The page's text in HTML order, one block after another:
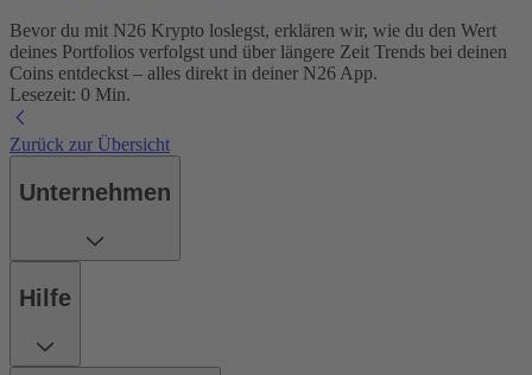
Bevor du mit N26 Krypto loslegst, erklären wir, wie du den Wert
deines Portfolios verfolgst und über längere Zeit Trends bei deinen
Coins entdeckst – alles direkt in deiner N26 App.
Lesezeit: 0 Min.
Zurück zur Übersicht
Unternehmen
Hilfe